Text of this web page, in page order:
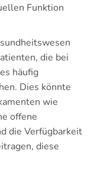
Funktion
die bei
häufig
Dies könnte
wie
offene
die Verfügbarkeit
diese